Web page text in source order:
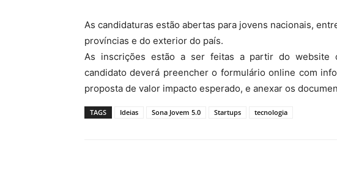
As candidaturas estão abertas para jovens nacionais,
províncias e do exterior do país.
As inscrições estão a ser feitas a partir do website
candidato deverá preencher o formulário online com
proposta de valor impacto esperado, e anexar os
TAGS Ideias Sona Jovem 5.0 Startups tecnologia